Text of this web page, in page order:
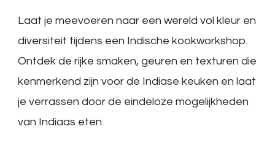
Laat je meevoeren naar een wereld vol kleur en
diversiteit tijdens een Indische kookworkshop.
Ontdek de rijke smaken, geuren en texturen die
kenmerkend zijn voor de Indiase keuken en laat
je verrassen door de eindeloze mogelijkheden
van Indiaas eten.